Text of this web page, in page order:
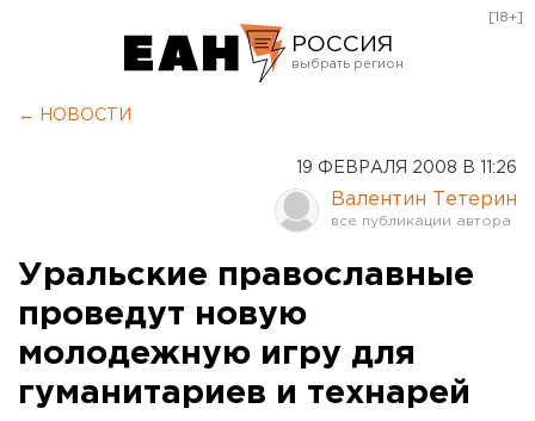
РОССИЯ
Курган
Оренбург
[18+]
← НОВОСТИ
19 ФЕВРАЛЯ 2008 В 11:26
Валентин Тетерин
Уральские православные
проведут новую
молодежную игру для
гуманитариев и технарей